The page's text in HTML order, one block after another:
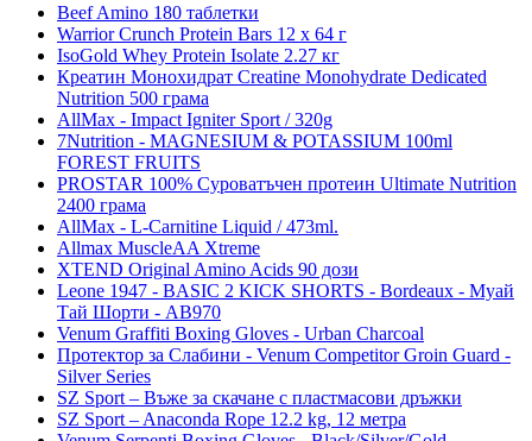
Beef Amino 180 таблетки
Warrior Crunch Protein Bars 12 x 64 г
IsoGold Whey Protein Isolate 2.27 кг
Креатин Монохидрат Creatine Monohydrate Dedicated
Nutrition 500 грама
AllMax - Impact Igniter Sport / 320g
7Nutrition - MAGNESIUM & POTASSIUM 100ml
FOREST FRUITS
PROSTAR 100% Суроватъчен протеин Ultimate Nutrition
2400 грама
AllMax - L-Carnitine Liquid / 473ml.
Allmax MuscleAA Xtreme
XTEND Original Amino Acids 90 дози
Leone 1947 - BASIC 2 KICK SHORTS - Bordeaux - Муай
Тай Шорти - AB970
Venum Graffiti Boxing Gloves - Urban Charcoal
Протектор за Слабини - Venum Competitor Groin Guard -
Silver Series
SZ Sport – Въже за скачане с пластмасови дръжки
SZ Sport – Anaconda Rope 12.2 kg, 12 метра